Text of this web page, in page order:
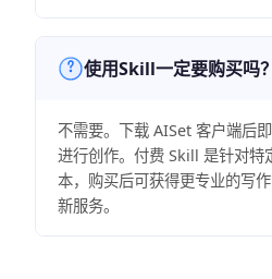
使用Skill一定要购买吗？
不需要。下载 AISet 客户端后
进行创作。付费 Skill 是针对特
本，购买后可获得更专业的写
新服务。